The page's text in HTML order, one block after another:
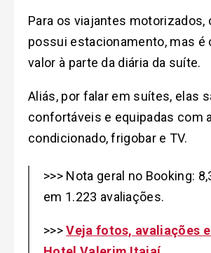
Para os viajantes motorizados,
possui estacionamento, mas é
valor à parte da diária da suíte.
Aliás, por falar em suítes, elas
confortáveis e equipadas com
condicionado, frigobar e TV.
>>> Nota geral no Booking:
em 1.223 avaliações.
>>>Veja fotos, avaliações